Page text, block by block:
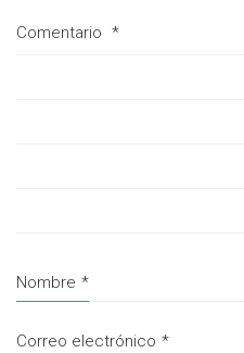
Comentario *
Nombre *
Correo electrónico *